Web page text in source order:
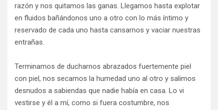
razón y nos quitamos las ganas. Llegamos hasta explotar
en fluidos bañándonos uno a otro con lo más íntimo y
reservado de cada uno hasta cansarnos y vaciar nuestras
entrañas.
Terminamos de ducharnos abrazados fuertemente piel
con piel, nos secamos la humedad uno al otro y salimos
desnudos a sabiendas que nadie había en casa. Lo vi
vestirse y él a mí, como si fuera costumbre, nos